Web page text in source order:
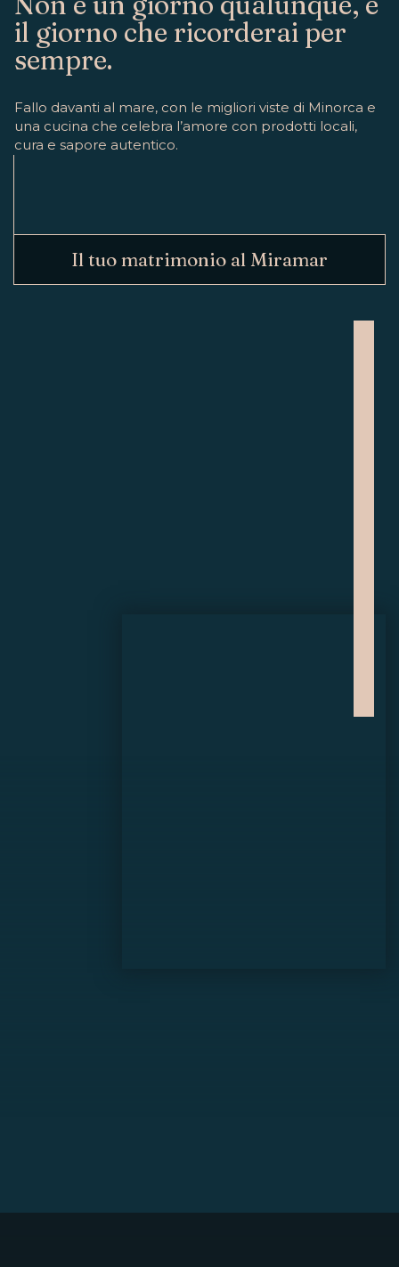
il giorno che ricorderai per
sempre.
Fallo davanti al mare, con le migliori viste di Minorca e
una cucina che celebra l’amore con prodotti locali,
cura e sapore autentico.
Il tuo matrimonio al Miramar